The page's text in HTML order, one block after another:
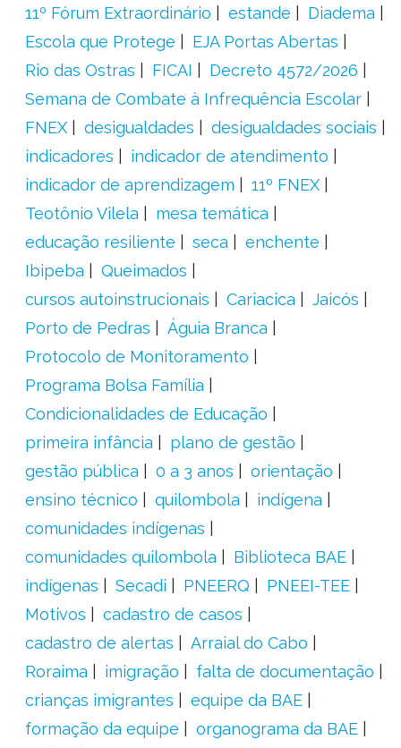
11º Fórum Extraordinário
estande
Diadema
Escola que Protege
EJA Portas Abertas
Rio das Ostras
FICAI
Decreto 4572/2026
Semana de Combate à Infrequência Escolar
FNEX
desigualdades
desigualdades sociais
indicadores
indicador de atendimento
indicador de aprendizagem
11º FNEX
Teotônio Vilela
mesa temática
educação resiliente
seca
enchente
Ibipeba
Queimados
cursos autoinstrucionais
Cariacica
Jaicós
Porto de Pedras
Águia Branca
Protocolo de Monitoramento
Programa Bolsa Família
Condicionalidades de Educação
primeira infância
plano de gestão
gestão pública
0 a 3 anos
orientação
ensino técnico
quilombola
indígena
comunidades indígenas
comunidades quilombola
Biblioteca BAE
indígenas
Secadi PNEERQ
PNEEI-TEE
Motivos
cadastro de casos
cadastro de alertas
Arraial do Cabo
Roraima
imigração
falta de documentação
crianças imigrantes
equipe da BAE
formação da equipe
organograma da BAE